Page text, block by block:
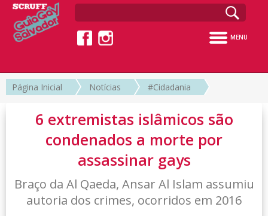
MENU
Página Inicial Notícias #Cidadania
6 extremistas islâmicos são
condenados a morte por
assassinar gays
Braço da Al Qaeda, Ansar Al Islam assumiu
autoria dos crimes, ocorridos em 2016